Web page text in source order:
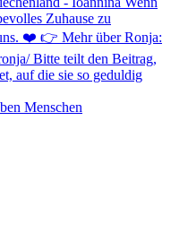
Menschen